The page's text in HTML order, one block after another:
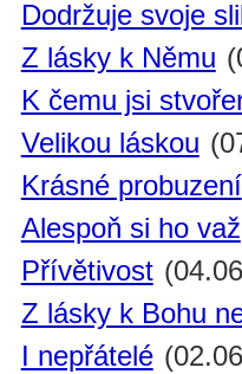
Dodržuje svoje
Z lásky k Němu
K čemu jsi
Velikou láskou
Krásné probuzení
Alespoň si ho važ
Přívětivost
Z lásky k Bohu
I nepřátelé